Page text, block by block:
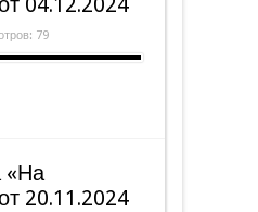
79
«На
20.11.2024